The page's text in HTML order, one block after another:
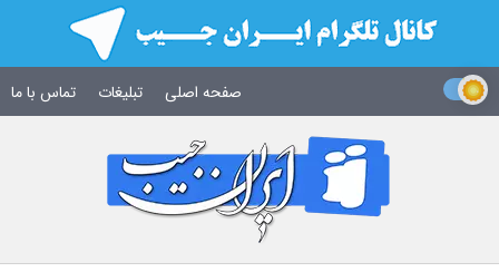
صفحه اصلی تبلیغات تماس با ما